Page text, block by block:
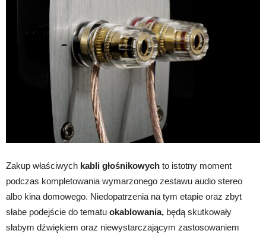
Zakup właściwych kabli głośnikowych to istotny moment
podczas kompletowania wymarzonego zestawu audio stereo
albo kina domowego. Niedopatrzenia na tym etapie oraz zbyt
słabe podejście do tematu okablowania, będą skutkowały
słabym dźwiękiem oraz niewystarczającym zastosowaniem